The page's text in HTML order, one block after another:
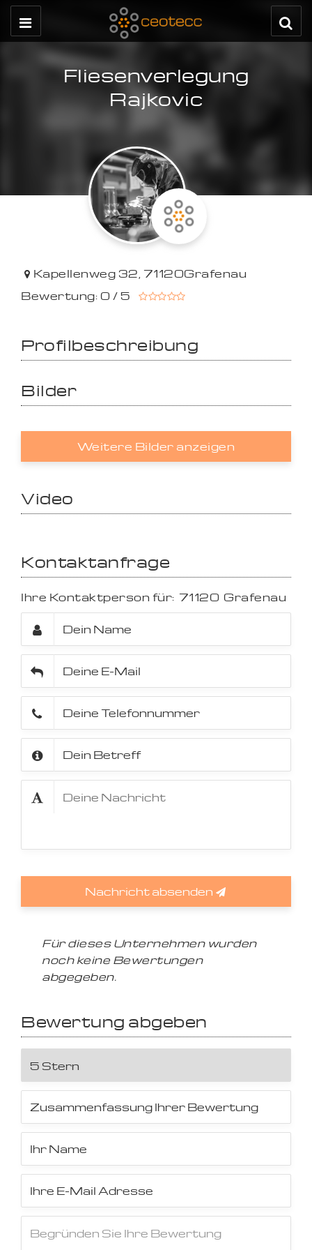
Fliesenverlegung
Rajkovic
Kapellenweg 32, 71120Grafenau
Bewertung: 0 / 5
Profilbeschreibung
Bilder
Weitere Bilder anzeigen
Video
Kontaktanfrage
Ihre Kontaktperson für: 71120 Grafenau
Nachricht absenden
Für dieses Unternehmen wurden
noch keine Bewertungen
abgegeben.
Bewertung abgeben